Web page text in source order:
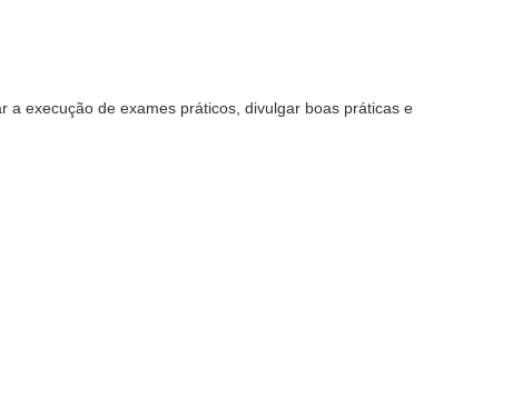
execução de exames práticos, divulgar boas práticas e